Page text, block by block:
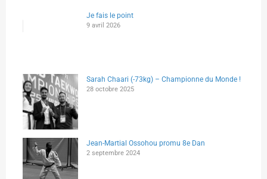
Je fais le point
9 avril 2026
Sarah Chaari (-73kg) – Championne du Monde !
28 octobre 2025
Jean-Martial Ossohou promu 8e Dan
2 septembre 2024